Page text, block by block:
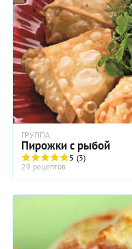
ГРУППА
Пирожки с рыбой
5 (3)
29 рецептов